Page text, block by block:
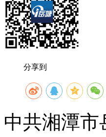
分享到
中共湘潭市